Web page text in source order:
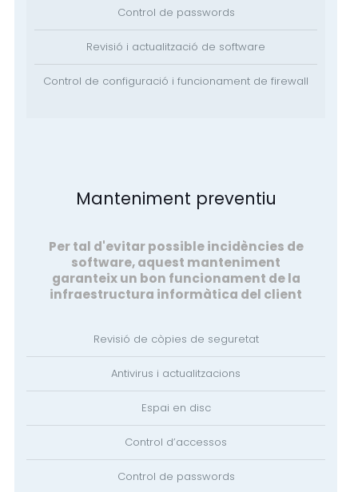
Control de passwords
Revisió i actualització de software
Control de configuració i funcionament de firewall
Manteniment preventiu
Per tal d'evitar possible incidències de
software, aquest manteniment
garanteix un bon funcionament de la
infraestructura informàtica del client
Revisió de còpies de seguretat
Antivirus i actualitzacions
Espai en disc
Control d’accessos
Control de passwords